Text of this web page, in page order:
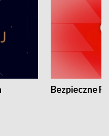
Bezpieczne